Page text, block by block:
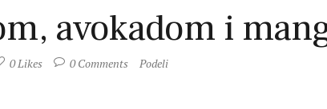
avokadom i
0Likes 0Comments Podeli